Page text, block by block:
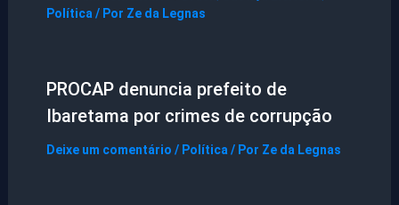
Política / Por Ze da Legnas
PROCAP denuncia prefeito de
Ibaretama por crimes de corrupção
Deixe um comentário / Política / Por Ze da Legnas